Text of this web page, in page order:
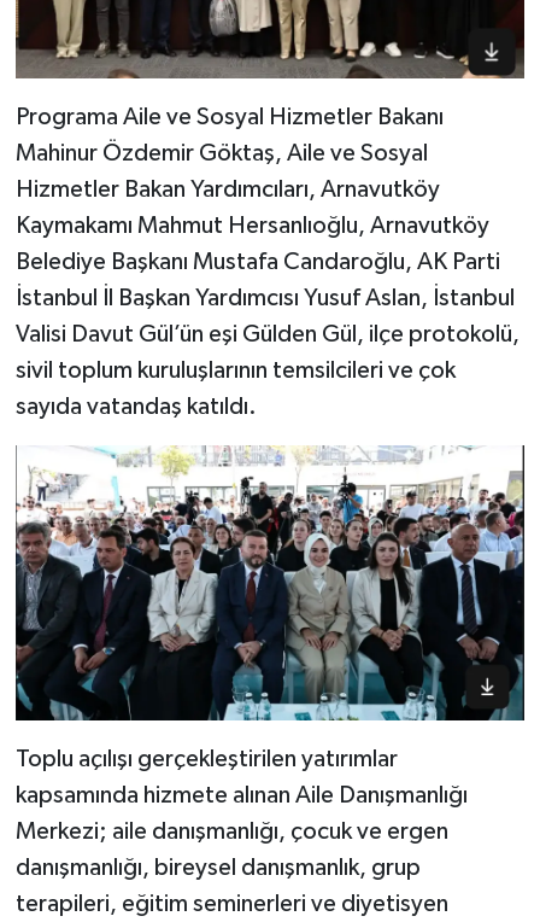
Programa Aile ve Sosyal Hizmetler Bakanı
Mahinur Özdemir Göktaş, Aile ve Sosyal
Hizmetler Bakan Yardımcıları, Arnavutköy
Kaymakamı Mahmut Hersanlıoğlu, Arnavutköy
Belediye Başkanı Mustafa Candaroğlu, AK Parti
İstanbul İl Başkan Yardımcısı Yusuf Aslan, İstanbul
Valisi Davut Gül’ün eşi Gülden Gül, ilçe protokolü,
sivil toplum kuruluşlarının temsilcileri ve çok
sayıda vatandaş katıldı.
Toplu açılışı gerçekleştirilen yatırımlar
kapsamında hizmete alınan Aile Danışmanlığı
Merkezi; aile danışmanlığı, çocuk ve ergen
danışmanlığı, bireysel danışmanlık, grup
terapileri, eğitim seminerleri ve diyetisyen